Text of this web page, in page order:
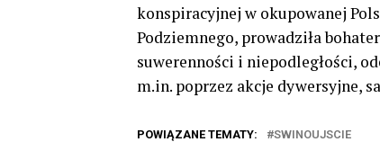
konspiracyjnej w okupowanej
Podziemnego, prowadziła
suwerenności i niepodległości,
m.in. poprzez akcje dywersyjne,
POWIĄZANE TEMATY: SWINOUJSCIE